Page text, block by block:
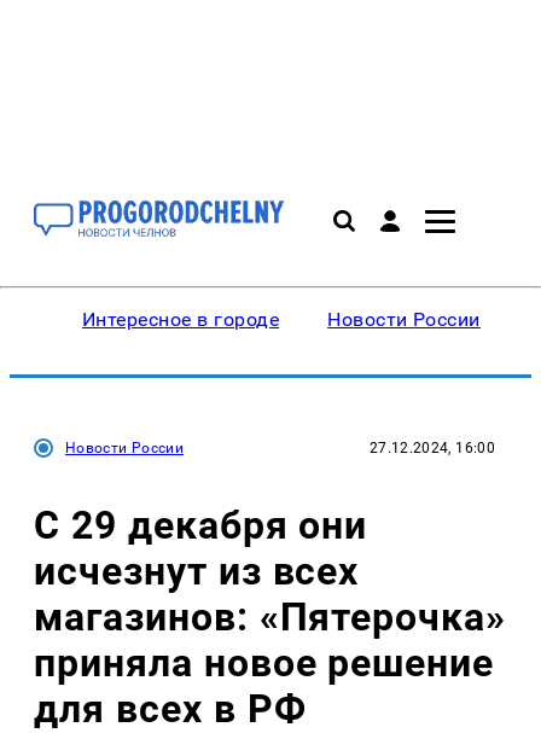
Интересное в городе Новости России
Новости России 27.12.2024, 16:00
С 29 декабря они
исчезнут из всех
магазинов: «Пятерочка»
приняла новое решение
для всех в РФ